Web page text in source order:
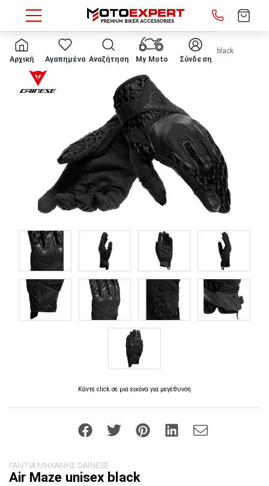
Αρχική Αγαπημένα Αναζήτηση My Moto Σύνδεση
ΓΑΝΤΙΑ ΜΗΧΑΝΗΣ DAINESE - Air Maze unisex black
Κάντε click σε μια εικόνα για μεγέθυνση
ΓΑΝΤΙΑ ΜΗΧΑΝΗΣ DAINESE
Air Maze unisex black